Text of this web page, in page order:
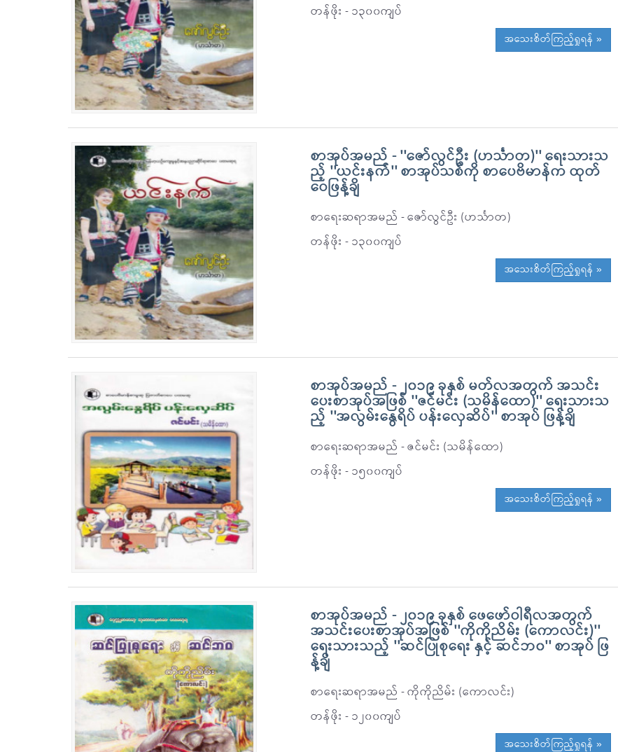
တန်ဖိုး - ၁၃၀၀ကျပ်
အသေးစိတ်ကြည့်ရှုရန် »
စာအုပ်အမည် - ''ဇော်လွင်ဦး (ဟင်္သာတ)'' ရေးသားသ
ည့် ''ယင်းနက်'' စာအုပ်သစ်ကို စာပေဗိမာန်က ထုတ်
ဝေဖြန့်ချိ
စာရေးဆရာအမည် - ဇော်လွင်ဦး (ဟင်္သာတ)
တန်ဖိုး - ၁၃၀၀ကျပ်
အသေးစိတ်ကြည့်ရှုရန် »
စာအုပ်အမည် - ၂၀၁၉ ခုနှစ် မတ်လအတွက် အသင်း
ပေးစာအုပ်အဖြစ် ''ဇင်မင်း (သမိန်ထော)'' ရေးသားသ
ည့် ''အလွမ်းနွေရိပ် ပန်းလှေဆိပ်'' စာအုပ် ဖြန့်ချိ
စာရေးဆရာအမည် - ဇင်မင်း (သမိန်ထော)
တန်ဖိုး - ၁၅၀၀ကျပ်
အသေးစိတ်ကြည့်ရှုရန် »
စာအုပ်အမည် - ၂၀၁၉ ခုနှစ် ဖေဖော်ဝါရီလအတွက်
အသင်းပေးစာအုပ်အဖြစ် ''ကိုကိုညိမ်း (ကောလင်း)''
ရေးသားသည့် ''ဆင်ပြုစုရေး နှင့် ဆင်ဘ၀'' စာအုပ် ဖြ
န့်ချိ
စာရေးဆရာအမည် - ကိုကိုညိမ်း (ကောလင်း)
တန်ဖိုး - ၁၂၀၀ကျပ်
အသေးစိတ်ကြည့်ရှုရန် »